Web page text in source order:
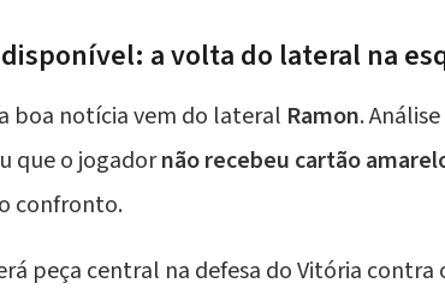
a volta do lateral na
boa notícia vem do lateral Ramon.
que o jogadornão recebeu cartão
confronto.
peça central na defesa do Vitória